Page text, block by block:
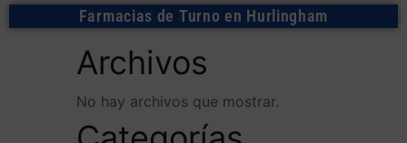
Farmacias de Turno en Hurlingham
Archivos
No hay archivos que mostrar.